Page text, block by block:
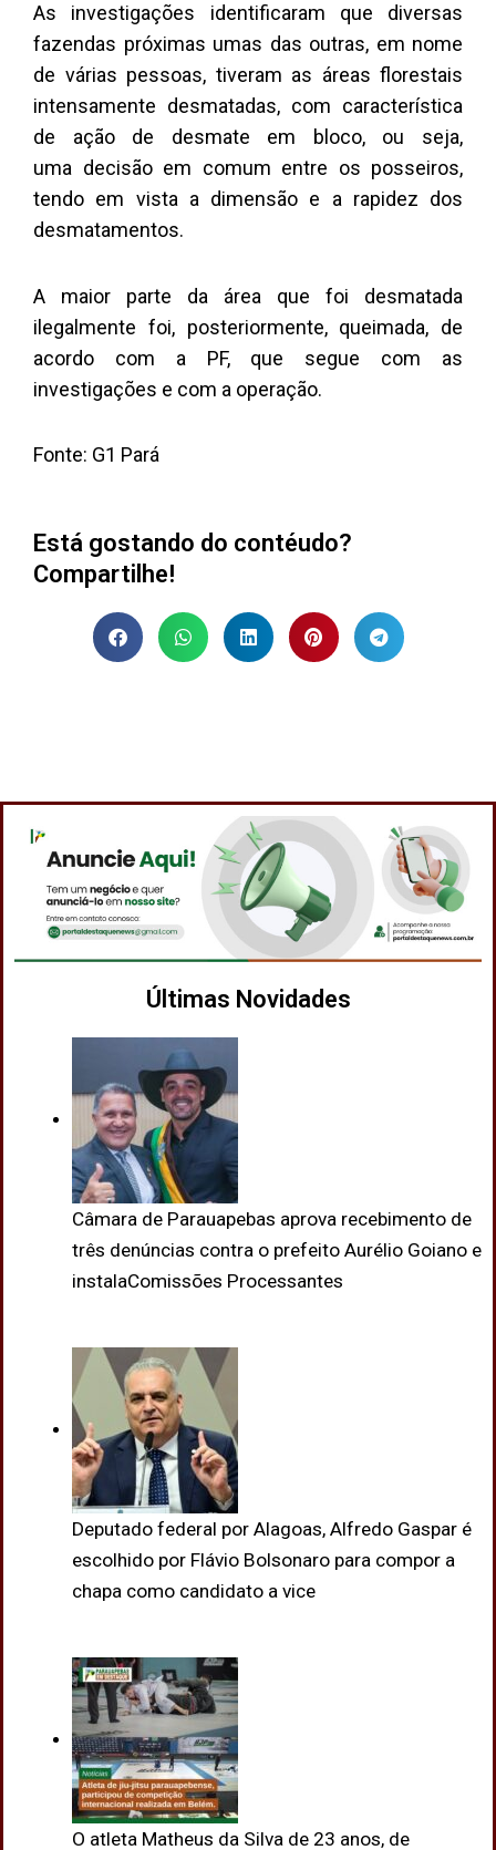
As investigações identificaram que diversas
fazendas próximas umas das outras, em nome
de várias pessoas, tiveram as áreas florestais
intensamente desmatadas, com característica
de ação de desmate em bloco, ou seja,
uma decisão em comum entre os posseiros,
tendo em vista a dimensão e a rapidez dos
desmatamentos.
A maior parte da área que foi desmatada
ilegalmente foi, posteriormente, queimada, de
acordo com a PF, que segue com as
investigações e com a operação.
Fonte: G1 Pará
Está gostando do contéudo?
Compartilhe!
Últimas Novidades
Câmara de Parauapebas aprova recebimento de
três denúncias contra o prefeito Aurélio Goiano e
instalaComissões Processantes
Deputado federal por Alagoas, Alfredo Gaspar é
escolhido por Flávio Bolsonaro para compor a
chapa como candidato a vice
O atleta Matheus da Silva de 23 anos, de